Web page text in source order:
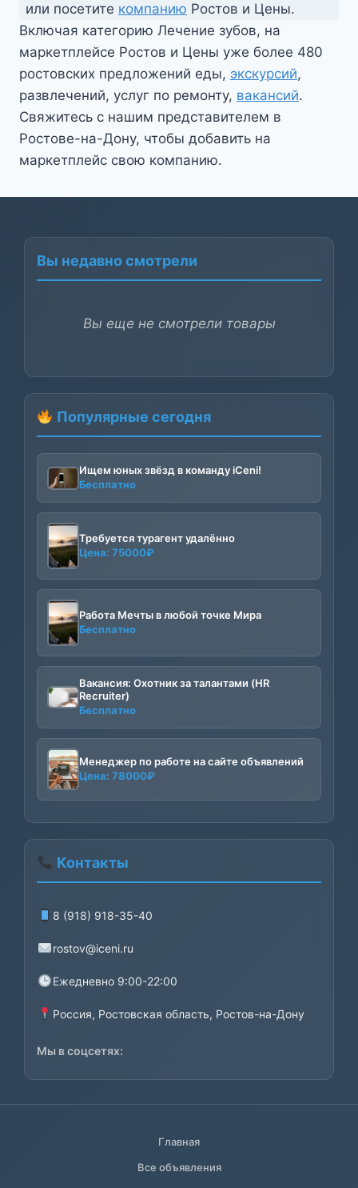
или посетите компанию Ростов и Цены.
Включая категорию Лечение зубов, на
маркетплейсе Ростов и Цены уже более 480
ростовских предложений еды, экскурсий,
развлечений, услуг по ремонту, вакансий.
Свяжитесь с нашим представителем в
Ростове-на-Дону, чтобы добавить на
маркетплейс свою компанию.
Вы недавно смотрели
Вы еще не смотрели товары
Популярные сегодня
Ищем юных звёзд в команду iCeni!
Бесплатно
Требуется турагент удалённо
Цена: 75000₽
Работа Мечты в любой точке Мира
Бесплатно
Вакансия: Охотник за талантами (HR
Recruiter)
Бесплатно
Менеджер по работе на сайте объявлений
Цена: 78000₽
Контакты
8 (918) 918-35-40
rostov@iceni.ru
Ежедневно 9:00-22:00
Россия, Ростовская область, Ростов-на-Дону
Мы в соцсетях:
Главная
Все объявления